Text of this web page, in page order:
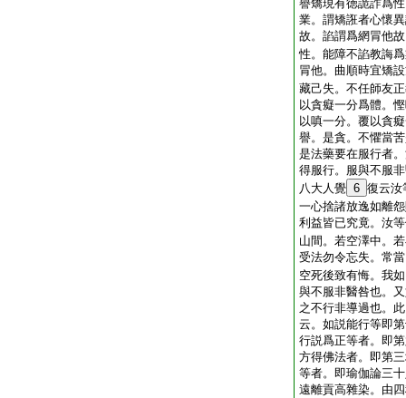
譽矯現有徳詭詐爲
業。謂矯誑者心懷
故。諂謂爲網冐他
性。能障不諂教誨
冐他。曲順時宜矯
藏己失。不任師友
以貪癡一分爲體。
以嗔一分。覆以貪
譽。是貪。不懼當
是法藥要在服行者
得服行。服與不服
八大人覺 6 復云汝
一心捨諸放逸如離
利益皆已究竟。汝
山間。若空澤中。
受法勿令忘失。常
空死後致有悔。我
與不服非醫咎也。
之不行非導過也。
云。如説能行等即
行説爲正等者。即
方得佛法者。即第
等者。即瑜伽論三
遠離貢高雜染。由